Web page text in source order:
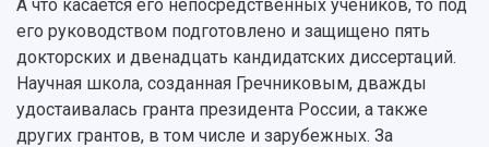
А что касается его непосредственных учеников, то под
его руководством подготовлено и защищено пять
докторских и двенадцать кандидатских диссертаций.
Научная школа, созданная Гречниковым, дважды
удостаивалась гранта президента России, а также
других грантов, в том числе и зарубежных. За